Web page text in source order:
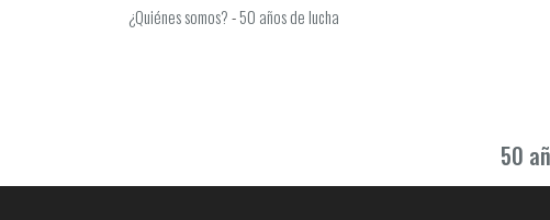
¿Quiénes somos?-50 años de lucha
50